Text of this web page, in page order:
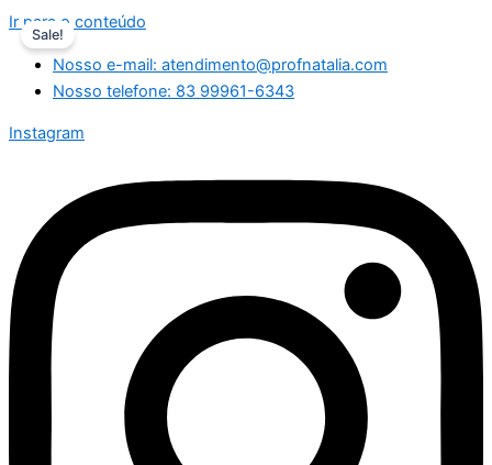
Ir para o conteúdo
Nosso e-mail: atendimento@profnatalia.com
Nosso telefone: 83 99961-6343
Instagram
Sale!